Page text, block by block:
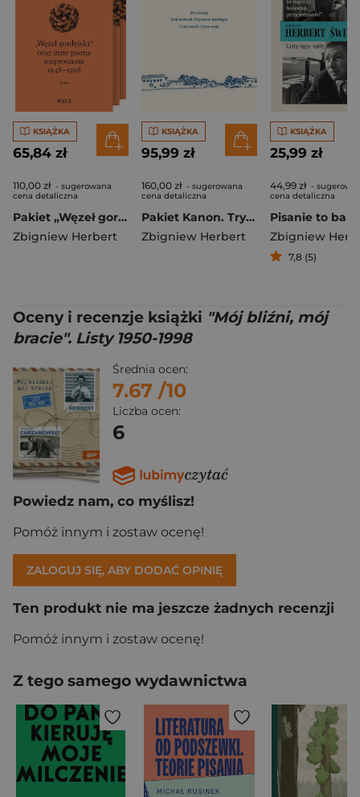
KSIĄŻKA
65,84 zł
110,00 zł - sugerowana
cena detaliczna
Pakiet „Węzeł gordyjski” oraz inne pisma rozproszone 1948-1998. Tom 1-3 wyd. 3
Zbigniew Herbert
KSIĄŻKA
95,99 zł
160,00 zł - sugerowana
cena detaliczna
Pakiet Kanon. Tryptyk
Zbigniew Herbert
KSIĄŻKA
25,99 zł
44,99 zł -
cena detaliczna
Zbigniew
7,8 (5)
Oceny i recenzje książki "Mój bliźni, mój
bracie". Listy 1950-1998
Średnia ocen:
7.67 /10
Liczba ocen:
6
Powiedz nam, co myślisz!
Pomóż innym i zostaw ocenę!
ZALOGUJ SIĘ, ABY DODAĆ OPINIĘ
Ten produkt nie ma jeszcze żadnych recenzji
Pomóż innym i zostaw ocenę!
Z tego samego wydawnictwa